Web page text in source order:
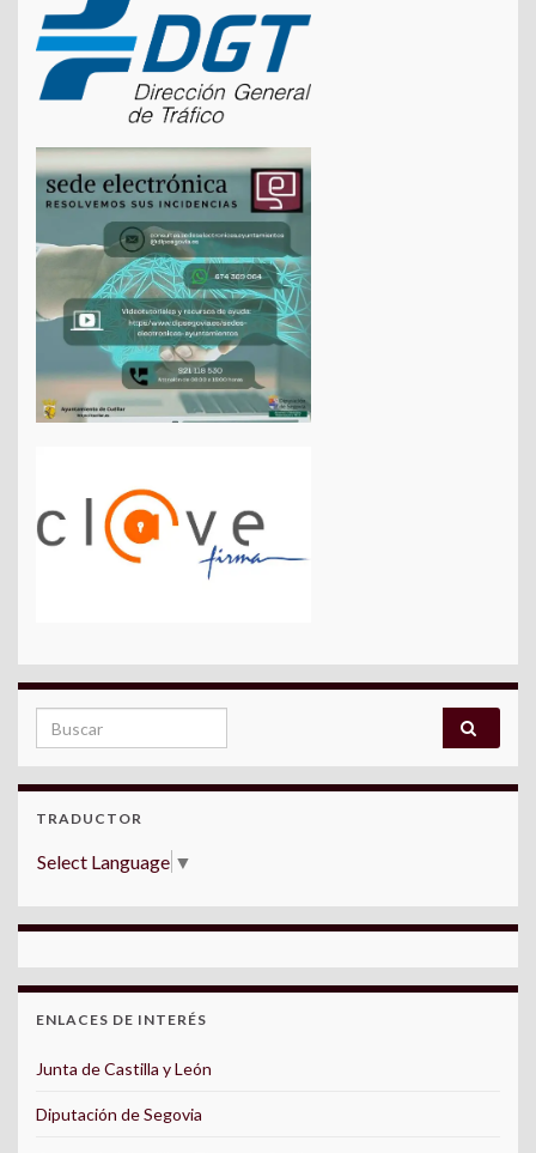
Search for:
TRADUCTOR
Select Language ▼
ENLACES DE INTERÉS
Junta de Castilla y León
Diputación de Segovia